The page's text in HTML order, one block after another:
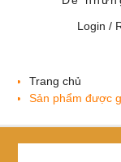
Login /
Trang chủ
Sản phẩm được